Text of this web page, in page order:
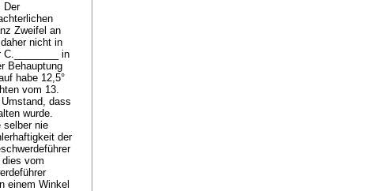
Der
Zweifel an
nicht in
in
Behauptung
habe 12,5°
vom 13.
dass
wurde.
selber nie
der
vom
einem Winkel